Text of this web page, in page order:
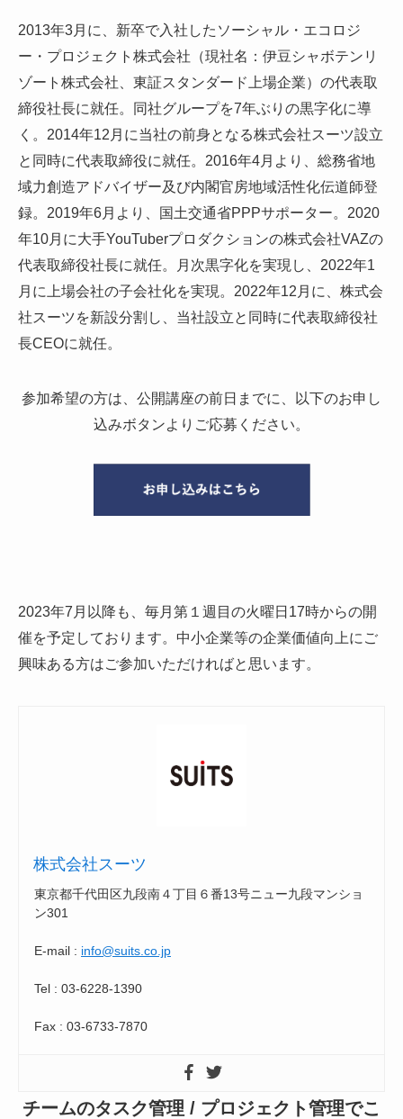
2013年3月に、新卒で入社したソーシャル・エコロジ
ー・プロジェクト株式会社（現社名：伊豆シャボテンリ
ゾート株式会社、東証スタンダード上場企業）の代表取
締役社長に就任。同社グループを7年ぶりの黒字化に導
く。2014年12月に当社の前身となる株式会社スーツ設立
と同時に代表取締役に就任。2016年4月より、総務省地
域力創造アドバイザー及び内閣官房地域活性化伝道師登
録。2019年6月より、国土交通省PPPサポーター。2020
年10月に大手YouTuberプロダクションの株式会社VAZの
代表取締役社長に就任。月次黒字化を実現し、2022年1
月に上場会社の子会社化を実現。2022年12月に、株式会
社スーツを新設分割し、当社設立と同時に代表取締役社
長CEOに就任。
参加希望の方は、公開講座の前日までに、以下のお申し
込みボタンよりご応募ください。
2023年7月以降も、毎月第１週目の火曜日17時からの開
催を予定しております。中小企業等の企業価値向上にご
興味ある方はご参加いただければと思います。
株式会社スーツ
東京都千代田区九段南４丁目６番13号ニュー九段マンショ
ン301
E-mail : info@suits.co.jp
Tel : 03-6228-1390
Fax : 03-6733-7870
チームのタスク管理 / プロジェクト管理でこ